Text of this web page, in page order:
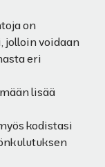
on
jolloin voidaan
eri
lisää
kodistasi